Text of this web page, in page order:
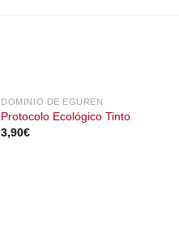
DOMINIO DE EGUREN
Protocolo Ecológico Tinto
3,90€